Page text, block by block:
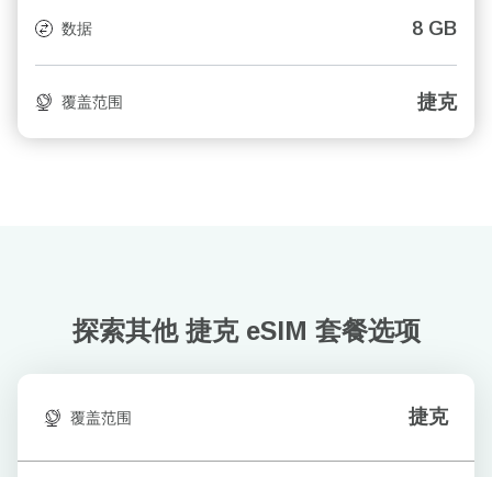
数据 8 GB
覆盖范围 捷克
探索其他 捷克 eSIM 套餐选项
覆盖范围 捷克